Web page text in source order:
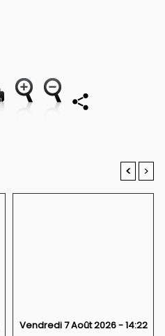
< >
Vendredi 7 Août 2026 - 14:22